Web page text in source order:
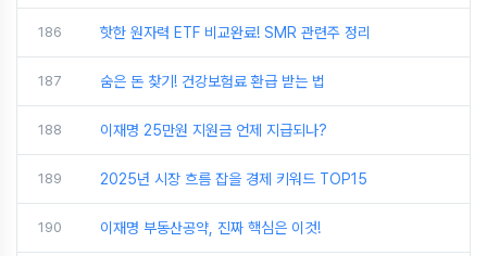
186 핫한 원자력 ETF 비교완료! SMR 관련주 정리
187 숨은 돈 찾기! 건강보험료 환급 받는 법
188 이재명 25만원 지원금 언제 지급되나?
189 2025년 시장 흐름 잡을 경제 키워드 TOP15
190 이재명 부동산공약, 진짜 핵심은 이것!